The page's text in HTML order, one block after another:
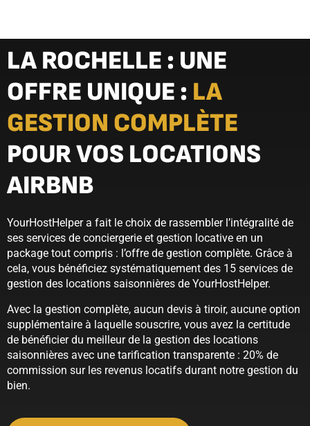
LA ROCHELLE : UNE
OFFRE UNIQUE : LA
GESTION COMPLÈTE
POUR VOS LOCATIONS
AIRBNB
YourHostHelper a fait le choix de rassembler l’intégralité de
ses services de conciergerie et gestion locative en un
package tout compris : l’offre de gestion complète. Grâce à
cela, vous bénéficiez systématiquement des 15 services de
gestion des locations saisonnières de YourHostHelper.
Avec la gestion complète, aucun devis à tiroir, aucune option
supplémentaire à laquelle souscrire, vous avez la certitude
de bénéficier du meilleur de la gestion des locations
saisonnières avec une tarification transparente : 20% de
commission sur les revenus locatifs durant notre gestion du
bien.